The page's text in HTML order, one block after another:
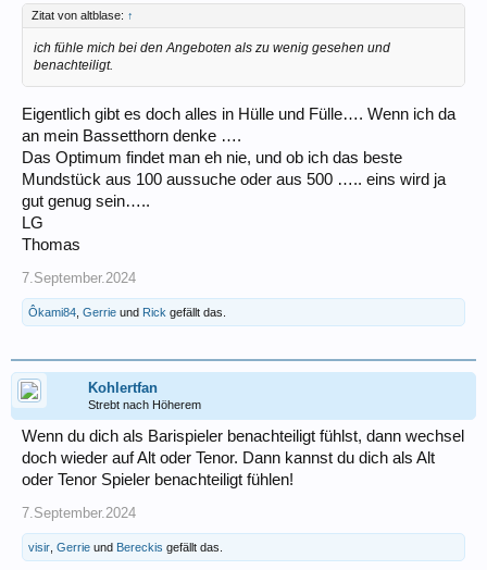
Zitat von altblase: ↑
ich fühle mich bei den Angeboten als zu wenig gesehen und
benachteiligt.
Eigentlich gibt es doch alles in Hülle und Fülle…. Wenn ich da
an mein Bassetthorn denke ….
Das Optimum findet man eh nie, und ob ich das beste
Mundstück aus 100 aussuche oder aus 500 ….. eins wird ja
gut genug sein…..
LG
Thomas
7.September.2024
Ôkami84 Gerrie und Rick gefällt das.
Kohlertfan
Strebt nach Höherem
Wenn du dich als Barispieler benachteiligt fühlst, dann wechsel
doch wieder auf Alt oder Tenor. Dann kannst du dich als Alt
oder Tenor Spieler benachteiligt fühlen!
7.September.2024
visir Gerrie und Bereckis gefällt das.